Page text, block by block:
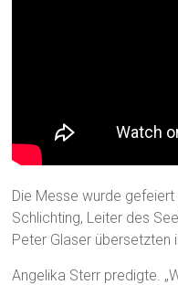
Die Messe wurde
Schlichting, Leiter des
Peter Glaser übersetzten
Angelika Sterr predigte.